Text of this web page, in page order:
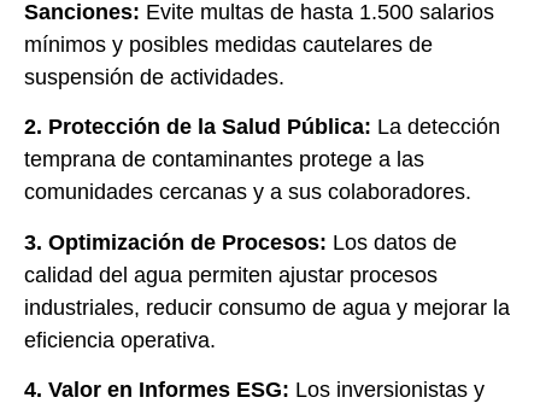
Sanciones: Evite multas de hasta 1.500 salarios
mínimos y posibles medidas cautelares de
suspensión de actividades.
2. Protección de la Salud Pública: La detección
temprana de contaminantes protege a las
comunidades cercanas y a sus colaboradores.
3. Optimización de Procesos: Los datos de
calidad del agua permiten ajustar procesos
industriales, reducir consumo de agua y mejorar la
eficiencia operativa.
4. Valor en Informes ESG: Los inversionistas y